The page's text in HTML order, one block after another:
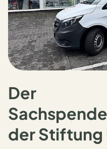
Der
der Stiftung